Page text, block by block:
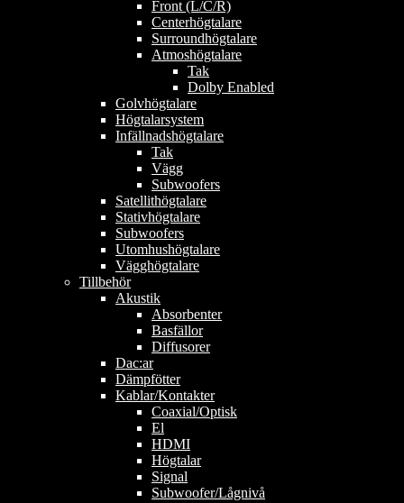
Front (L/C/R)
Centerhögtalare
Surroundhögtalare
Atmoshögtalare
Tak
Dolby Enabled
Golvhögtalare
Högtalarsystem
Infällnadshögtalare
Tak
Vägg
Subwoofers
Satellithögtalare
Stativhögtalare
Subwoofers
Utomhushögtalare
Vägghögtalare
Tillbehör
Akustik
Absorbenter
Basfällor
Diffusorer
Dac:ar
Dämpfötter
Kablar/Kontakter
Coaxial/Optisk
El
HDMI
Högtalar
Signal
Subwoofer/Lågnivå